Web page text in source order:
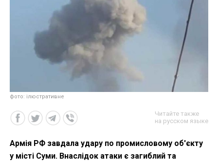
фото: ілюстративне
Читайте также
на русском языке
Армія РФ завдала удару по промисловому об'єкту
у місті Суми. Внаслідок атаки є загиблий та